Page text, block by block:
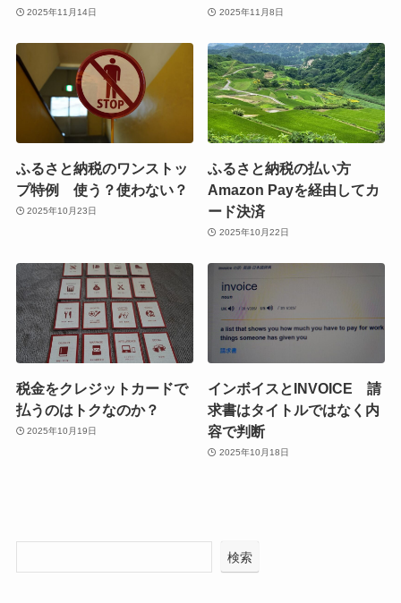
2025年11月14日 2025年11月8日
ふるさと納税のワンストッ
プ特例 使う？使わない？
2025年10月23日
ふるさと納税の払い方
Amazon Payを経由してカ
ード決済
2025年10月22日
税金をクレジットカードで
払うのはトクなのか？
2025年10月19日
インボイスとINVOICE 請
求書はタイトルではなく内
容で判断
2025年10月18日
検索